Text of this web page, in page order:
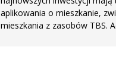
aplikowania o mieszkanie,
mieszkania z zasobów TBS.